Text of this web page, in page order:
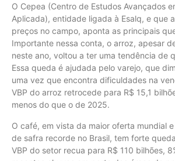
O Cepea (Centro de Estudos Avançados
Aplicada), entidade ligada à Esalq, e que
preços no campo, aponta as principais
Importante nessa conta, o arroz, apesar
neste ano, voltou a ter uma tendência de
Essa queda é ajudada pelo varejo, que
uma vez que encontra dificuldades na
VBP do arroz retrocede para R$ 15,1
menos do que o de 2025.
O café, em vista da maior oferta mundial
de safra recorde no Brasil, tem forte
VBP do setor recua para R$ 110 bilhões,